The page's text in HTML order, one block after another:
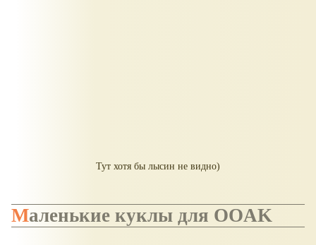
Тут хотя бы лысин не видно)
Маленькие куклы для OOAK